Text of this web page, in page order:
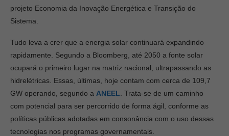
projeto Economia da Inovação Energética e Transição do
Sistema.
Tudo leva a crer que a energia solar continuará expandindo
rapidamente. Segundo a Bloomberg, até 2050 a fonte solar
ocupará o primeiro lugar na matriz nacional, ultrapassando as
hidrelétricas. Essas, últimas, hoje contam com cerca de 109,7
GW operando, segundo a ANEEL . Trata-se de um caminho
com potencial para ser percorrido de forma ágil, conforme as
políticas públicas adotadas em consonância com o uso dessas
tecnologias nos programas governamentais.